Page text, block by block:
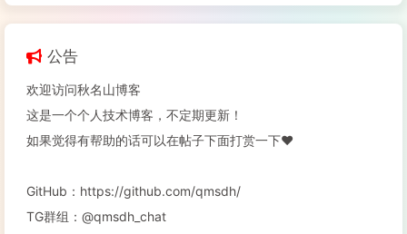
公告
欢迎访问秋名山博客
这是一个个人技术博客，不定期更新！
如果觉得有帮助的话可以在帖子下面打赏一下❤️
GitHub：https://github.com/qmsdh/
TG群组：@qmsdh_chat